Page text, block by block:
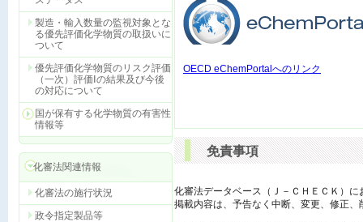
製造・輸入数量の監視対象とな
る優先評価化学物質の取扱いに
ついて
優先評価化学物質のリスク評価
（一次）評価Ⅰの結果及び今後
の対応について
国が保有する化学物質の有害性
情報等
化審法関連情報
化審法の施行状況
政令指定製品等
OECD eChemPortalへのリンク
免責事項
化審法データベース（Ｊ－ＣＨＥＣＫ）
掲載内容は、予告なく中断、変更、修正